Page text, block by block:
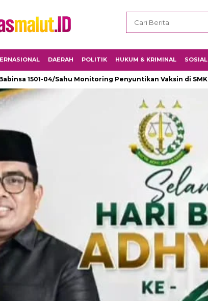
DAERAH POLITIK HUKUM & KRIMINAL SOSIAL
04/Sahu Monitoring Penyuntikan Vaksin di SMK Fomarimoi